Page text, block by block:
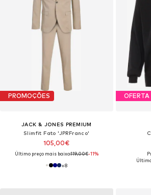
PROMOÇÕES
JACK & JONES PREMIUM
Slimfit Fato 'JPRFranco'
105,00€
Último preço mais baixo:119,00€-11%
+8
OFERTA